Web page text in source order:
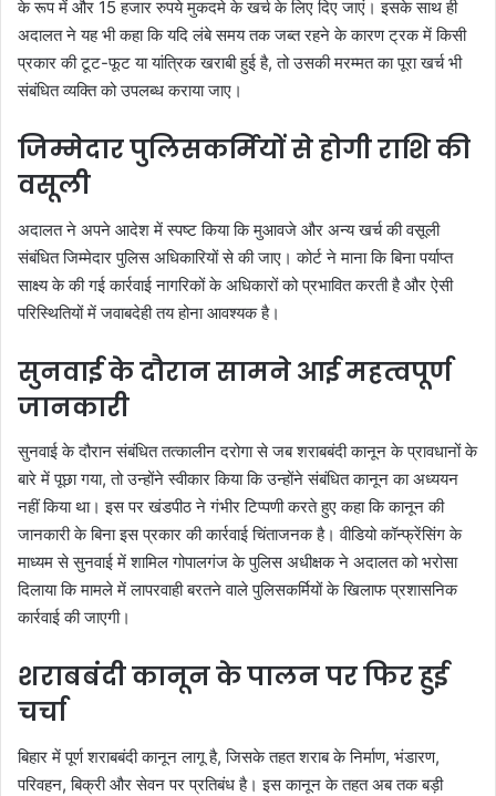
के रूप में और 15 हजार रुपये मुकदमे के खर्च के लिए दिए जाएं। इसके साथ ही
अदालत ने यह भी कहा कि यदि लंबे समय तक जब्त रहने के कारण ट्रक में किसी
प्रकार की टूट-फूट या यांत्रिक खराबी हुई है, तो उसकी मरम्मत का पूरा खर्च भी
संबंधित व्यक्ति को उपलब्ध कराया जाए।
जिम्मेदार पुलिसकर्मियों से होगी राशि की
वसूली
अदालत ने अपने आदेश में स्पष्ट किया कि मुआवजे और अन्य खर्च की वसूली
संबंधित जिम्मेदार पुलिस अधिकारियों से की जाए। कोर्ट ने माना कि बिना पर्याप्त
साक्ष्य के की गई कार्रवाई नागरिकों के अधिकारों को प्रभावित करती है और ऐसी
परिस्थितियों में जवाबदेही तय होना आवश्यक है।
सुनवाई के दौरान सामने आई महत्वपूर्ण
जानकारी
सुनवाई के दौरान संबंधित तत्कालीन दरोगा से जब शराबबंदी कानून के प्रावधानों के
बारे में पूछा गया, तो उन्होंने स्वीकार किया कि उन्होंने संबंधित कानून का अध्ययन
नहीं किया था। इस पर खंडपीठ ने गंभीर टिप्पणी करते हुए कहा कि कानून की
जानकारी के बिना इस प्रकार की कार्रवाई चिंताजनक है। वीडियो कॉन्फ्रेंसिंग के
माध्यम से सुनवाई में शामिल गोपालगंज के पुलिस अधीक्षक ने अदालत को भरोसा
दिलाया कि मामले में लापरवाही बरतने वाले पुलिसकर्मियों के खिलाफ प्रशासनिक
कार्रवाई की जाएगी।
शराबबंदी कानून के पालन पर फिर हुई
चर्चा
बिहार में पूर्ण शराबबंदी कानून लागू है, जिसके तहत शराब के निर्माण, भंडारण,
परिवहन, बिक्री और सेवन पर प्रतिबंध है। इस कानून के तहत अब तक बड़ी